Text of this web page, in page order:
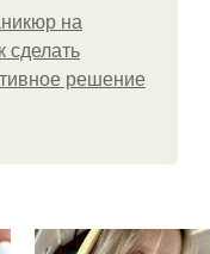
на
сделать
решение